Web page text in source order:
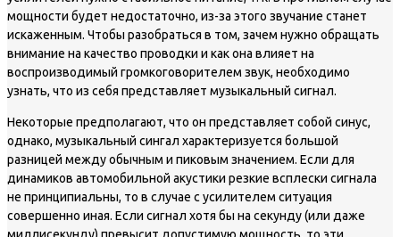
мощности будет недостаточно, из-за этого звучание станет
искаженным. Чтобы разобраться в том, зачем нужно обращать
внимание на качество проводки и как она влияет на
воспроизводимый громкоговорителем звук, необходимо
узнать, что из себя представляет музыкальный сигнал.
Некоторые предполагают, что он представляет собой синус,
однако, музыкальный сингал характеризуется большой
разницей между обычным и пиковым значением. Если для
динамиков автомобильной акустики резкие всплески сигнала
не принципиальны, то в случае с усилителем ситуация
совершенно иная. Если сигнал хотя бы на секунду (или даже
миллисекунду) превысит допустимую мощность, то эти